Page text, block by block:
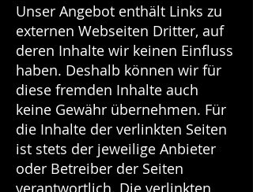
Unser Angebot enthält Links zu
externen Webseiten Dritter, auf
deren Inhalte wir keinen Einfluss
haben. Deshalb können wir für
diese fremden Inhalte auch
keine Gewähr übernehmen. Für
die Inhalte der verlinkten Seiten
ist stets der jeweilige Anbieter
oder Betreiber der Seiten
verantwortlich. Die verlinkten